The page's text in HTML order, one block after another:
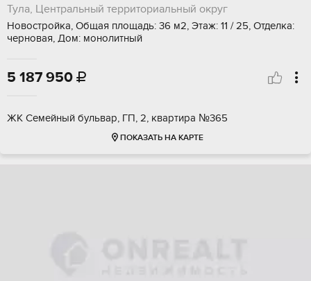
Тула, Центральный территориальный округ
Новостройка, Общая площадь: 36 м2, Этаж: 11 / 25, Отделка:
черновая, Дом: монолитный
5 187 950 
ЖК Семейный бульвар, ГП, 2, квартира №365
ПОКАЗАТЬ НА КАРТЕ